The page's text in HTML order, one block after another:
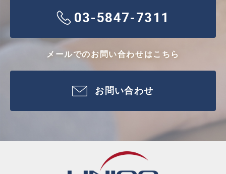
03-5847-7311
メールでのお問い合わせはこちら
お問い合わせ